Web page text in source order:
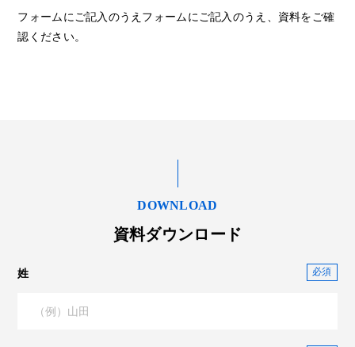
フォームにご記入のうえフォームにご記入のうえ、資料をご確
認ください。
DOWNLOAD
資料ダウンロード
姓